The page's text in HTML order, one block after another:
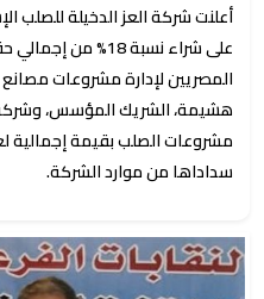
أعلنت شركة العز الدخيلة للصلب
على شراء نسبة
المصريين لإدارة مشروعات
هشيمة، الشريك المؤسس،
سداداها من موارد الشركة.